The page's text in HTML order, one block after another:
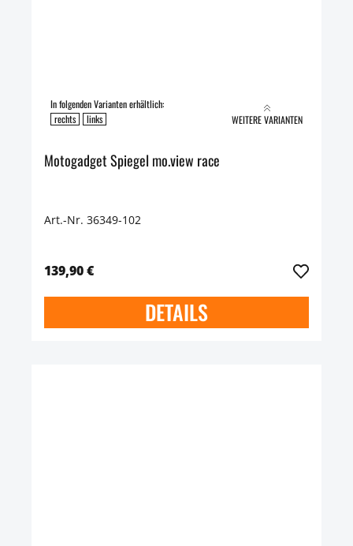
In folgenden Varianten erhältlich:
rechts
links WEITERE VARIANTEN
Motogadget Spiegel mo.view race
Art.-Nr. 36349-102
139,90 €
DETAILS